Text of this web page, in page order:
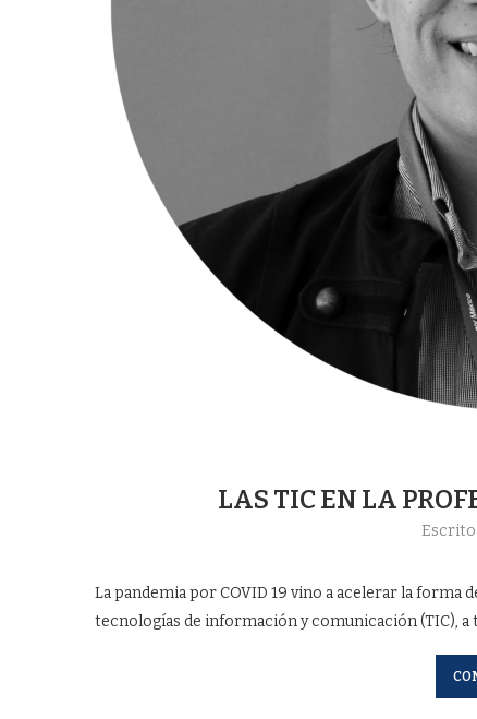
LAS TIC EN LA
La pandemia por COVID 19 vino a acelerar la forma
tecnologías de información y comunicación (TIC), a